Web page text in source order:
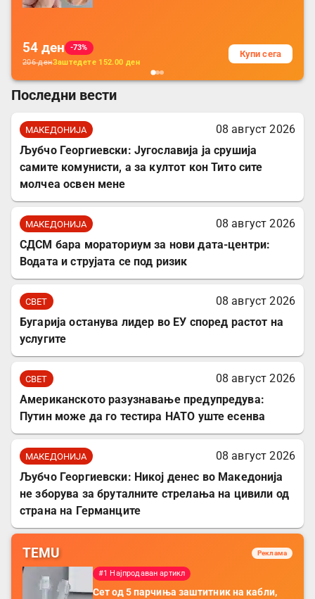
54 ден
-73%
206денЗаштедете 152.00 ден
Купи сега
Последни вести
МАКЕДОНИЈА
08 август 2026
Љубчо Георгиевски: Југославија ја срушија
самите комунисти, а за култот кон Тито сите
молчеа освен мене
МАКЕДОНИЈА
08 август 2026
СДСМ бара мораториум за нови дата-центри:
Водата и струјата се под ризик
СВЕТ
08 август 2026
Бугарија останува лидер во ЕУ според растот на
услугите
СВЕТ
08 август 2026
Американското разузнавање предупредува:
Путин може да го тестира НАТО уште есенва
МАКЕДОНИЈА
08 август 2026
Љубчо Георгиевски: Никој денес во Македонија
не зборува за бруталните стрелања на цивили од
страна на Германците
TEMU Реклама
#1 Најпродаван артикл
Сет од 5 парчиња заштитник на кабли,